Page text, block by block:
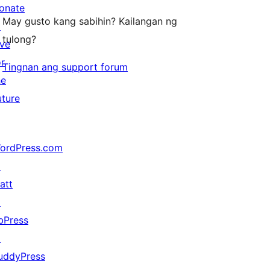
May gusto kang sabihin? Kailangan ng
tulong?
Tingnan ang support forum